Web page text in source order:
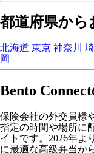
都道府県から
北海道 東京 神奈川
岡
Bento
保険会社の外交員様
指定の時間や場所に
イトです。2026年よ
に最適な高級弁当か